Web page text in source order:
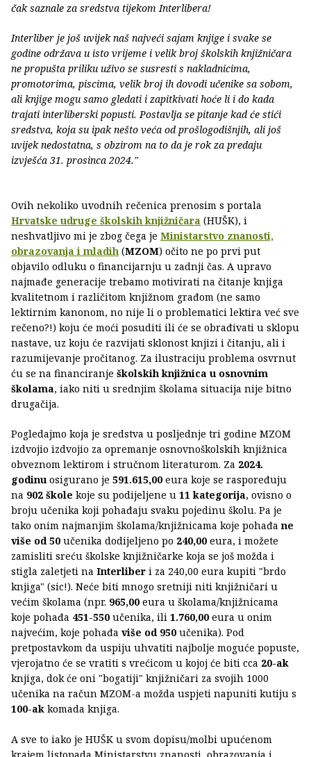
čak saznale za sredstva tijekom Interlibera!
Interliber je još uvijek naš najveći sajam knjige i svake se
godine održava u isto vrijeme i velik broj školskih knjižničara
ne propušta priliku uživo se susresti s nakladnicima,
promotorima, piscima, velik broj ih dovodi učenike sa sobom,
ali knjige mogu samo gledati i zapitkivati hoće li i do kada
trajati interliberski popusti. Postavlja se pitanje kad će stići
sredstva, koja su ipak nešto veća od prošlogodišnjih, ali još
uvijek nedostatna, s obzirom na to da je rok za predaju
izvješća 31. prosinca 2024."
Ovih nekoliko uvodnih rečenica prenosim s portala
Hrvatske udruge školskih knjižničara (HUŠK), i
neshvatljivo mi je zbog čega je Ministarstvo znanosti,
obrazovanja i mladih (MZOM) očito ne po prvi put
objavilo odluku o financijarnju u zadnji čas. A upravo
najmađe generacije trebamo motivirati na čitanje knjiga
kvalitetnom i različitom knjižnom građom (ne samo
lektirnim kanonom, no nije li o problematici lektira već sve
rečeno?!) koju će moći posuditi ili će se obrađivati u sklopu
nastave, uz koju će razvijati sklonost knjizi i čitanju, ali i
razumijevanje pročitanog. Za ilustraciju problema osvrnut
ću se na financiranje školskih knjižnica u osnovnim
školama, iako niti u srednjim školama situacija nije bitno
drugačija.
Pogledajmo koja je sredstva u posljednje tri godine MZOM
izdvojio izdvojio za opremanje osnovnoškolskih knjižnica
obveznom lektirom i stručnom literaturom. Za 2024.
godinu osigurano je 591.615,00 eura koje se raspoređuju
na 902 škole koje su podijeljene u 11 kategorija, ovisno o
broju učenika koji pohađaju svaku pojedinu školu. Pa je
tako onim najmanjim školama/knjižnicama koje pohađa ne
više od 50 učenika dodijeljeno po 240,00 eura, i možete
zamisliti sreću školske knjižničarke koja se još možda i
stigla zaletjeti na Interliber i za 240,00 eura kupiti "brdo
knjiga" (sic!). Neće biti mnogo sretniji niti knjižničari u
većim školama (npr. 965,00 eura u školama/knjižnicama
koje pohađa 451-550 učenika, ili 1.760,00 eura u onim
najvećim, koje pohađa više od 950 učenika). Pod
pretpostavkom da uspiju uhvatiti najbolje moguće popuste,
vjerojatno će se vratiti s vrećicom u kojoj će biti cca 20-ak
knjiga, dok će oni "bogatiji" knjižničari za svojih 1000
učenika na račun MZOM-a možda uspjeti napuniti kutiju s
100-ak komada knjiga.
A sve to iako je HUŠK u svom dopisu/molbi upućenom
krajem listopada Ministarstvu znanosti, obrazovanja i